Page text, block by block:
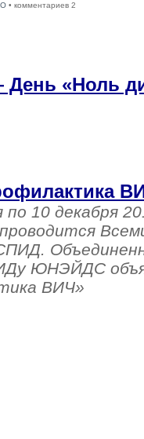
• комментариев 2
День «Ноль
по 10 декабря
ЮНЭЙДС
ВИЧ»